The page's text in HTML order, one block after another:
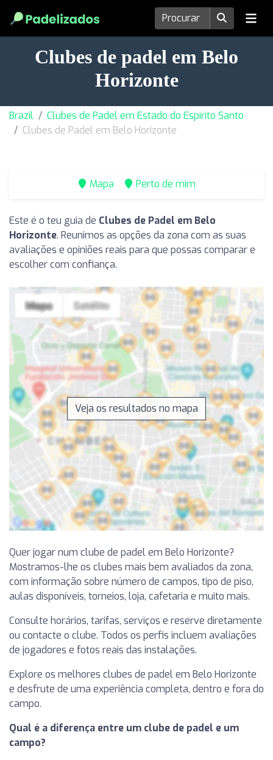
Clubes de padel em Belo
Horizonte
Brazil
Clubes de Padel em Estado do Espirito Santo
Clubes de Padel em Belo Horizonte
Mapa Perto de mim
Este é o teu guia de Clubes de Padel em Belo
Horizonte. Reunimos as opções da zona com as suas
avaliações e opiniões reais para que possas comparar e
escolher com confiança.
Veja os resultados no mapa
Quer jogar num clube de padel em Belo Horizonte?
Mostramos-lhe os clubes mais bem avaliados da zona,
com informação sobre número de campos, tipo de piso,
aulas disponíveis, torneios, loja, cafetaria e muito mais.
Consulte horários, tarifas, serviços e reserve diretamente
ou contacte o clube. Todos os perfis incluem avaliações
de jogadores e fotos reais das instalações.
Explore os melhores clubes de padel em Belo Horizonte
e desfrute de uma experiência completa, dentro e fora do
campo.
Qual é a diferença entre um clube de padel e um
campo?